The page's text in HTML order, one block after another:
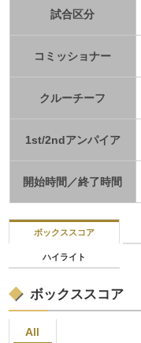
試合区分
コミッショナー
クルーチーフ
1st/2ndアンパイア
開始時間／終了時間
ボックススコア
ハイライト
ボックススコア
All